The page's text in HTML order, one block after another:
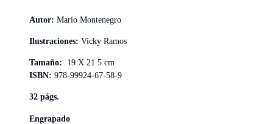
Autor: Mario Montenegro
Ilustraciones: Vicky Ramos
Tamaño: 19 X 21.5 cm
ISBN: 978-99924-67-58-9
32 págs.
Engrapado